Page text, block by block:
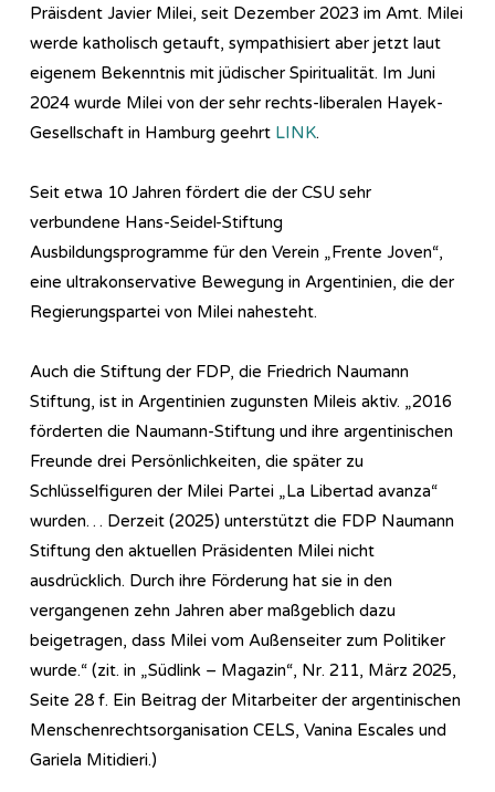
Präisdent Javier Milei, seit Dezember 2023 im Amt. Milei
werde katholisch getauft, sympathisiert aber jetzt laut
eigenem Bekenntnis mit jüdischer Spiritualität. Im Juni
2024 wurde Milei von der sehr rechts-liberalen Hayek-
Gesellschaft in Hamburg geehrt LINK.
Seit etwa 10 Jahren fördert die der CSU sehr
verbundene Hans-Seidel-Stiftung
Ausbildungsprogramme für den Verein „Frente Joven“,
eine ultrakonservative Bewegung in Argentinien, die der
Regierungspartei von Milei nahesteht.
Auch die Stiftung der FDP, die Friedrich Naumann
Stiftung, ist in Argentinien zugunsten Mileis aktiv. „2016
förderten die Naumann-Stiftung und ihre argentinischen
Freunde drei Persönlichkeiten, die später zu
Schlüsselfiguren der Milei Partei „La Libertad avanza“
wurden… Derzeit (2025) unterstützt die FDP Naumann
Stiftung den aktuellen Präsidenten Milei nicht
ausdrücklich. Durch ihre Förderung hat sie in den
vergangenen zehn Jahren aber maßgeblich dazu
beigetragen, dass Milei vom Außenseiter zum Politiker
wurde.“ (zit. in „Südlink – Magazin“, Nr. 211, März 2025,
Seite 28 f. Ein Beitrag der Mitarbeiter der argentinischen
Menschenrechtsorganisation CELS, Vanina Escales und
Gariela Mitidieri.)